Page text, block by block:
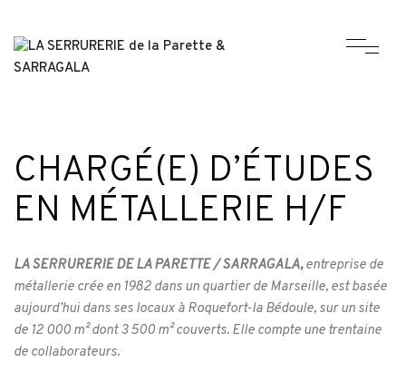
CHARGÉ(E) D’ÉTUDES
EN MÉTALLERIE H/F
LA SERRURERIE DE LA PARETTE / SARRAGALA,entreprise de
métallerie crée en 1982 dans un quartier de Marseille, est basée
aujourd’hui dans ses locaux à Roquefort-la Bédoule, sur un site
de 12 000 m² dont 3 500 m² couverts. Elle compte une trentaine
de collaborateurs.